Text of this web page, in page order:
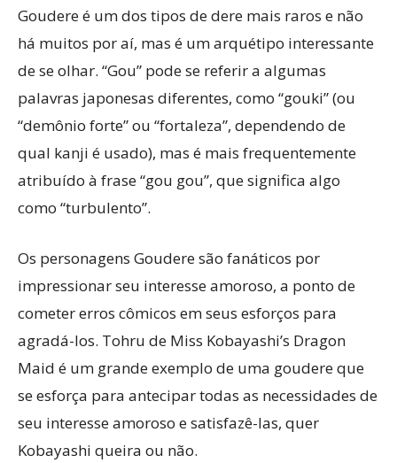
Goudere é um dos tipos de dere mais raros e não
há muitos por aí, mas é um arquétipo interessante
de se olhar. “Gou” pode se referir a algumas
palavras japonesas diferentes, como “gouki” (ou
“demônio forte” ou “fortaleza”, dependendo de
qual kanji é usado), mas é mais frequentemente
atribuído à frase “gou gou”, que significa algo
como “turbulento”.
Os personagens Goudere são fanáticos por
impressionar seu interesse amoroso, a ponto de
cometer erros cômicos em seus esforços para
agradá-los. Tohru de Miss Kobayashi’s Dragon
Maid é um grande exemplo de uma goudere que
se esforça para antecipar todas as necessidades de
seu interesse amoroso e satisfazê-las, quer
Kobayashi queira ou não.